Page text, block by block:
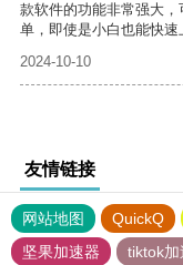
款软件的功能非常强大
单，即使是小白也能快速
2024-10-10
友情链接
网站地图 QuickQ
坚果加速器
tiktok加